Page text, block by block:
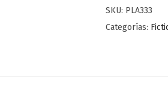
SKU: PLA333
Categorías: